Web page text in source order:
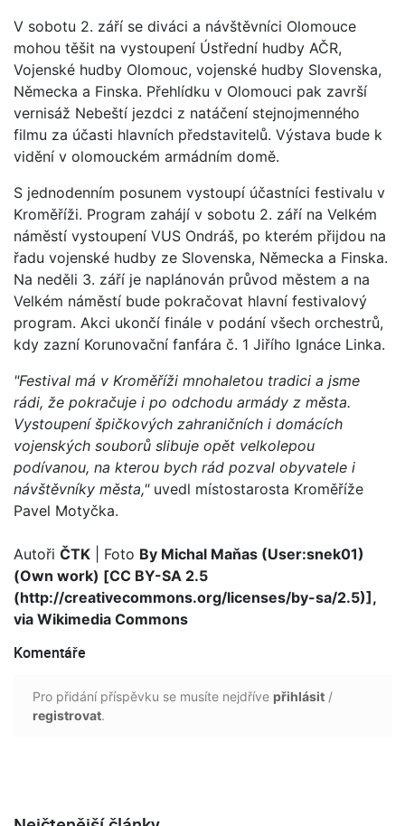
V sobotu 2. září se diváci a návštěvníci Olomouce
mohou těšit na vystoupení Ústřední hudby AČR,
Vojenské hudby Olomouc, vojenské hudby Slovenska,
Německa a Finska. Přehlídku v Olomouci pak završí
vernisáž Nebeští jezdci z natáčení stejnojmenného
filmu za účasti hlavních představitelů. Výstava bude k
vidění v olomouckém armádním domě.
S jednodenním posunem vystoupí účastníci festivalu v
Kroměříži. Program zahájí v sobotu 2. září na Velkém
náměstí vystoupení VUS Ondráš, po kterém přijdou na
řadu vojenské hudby ze Slovenska, Německa a Finska.
Na neděli 3. září je naplánován průvod městem a na
Velkém náměstí bude pokračovat hlavní festivalový
program. Akci ukončí finále v podání všech orchestrů,
kdy zazní Korunovační fanfára č. 1 Jiřího Ignáce Linka.
"Festival má v Kroměříži mnohaletou tradici a jsme
rádi, že pokračuje i po odchodu armády z města.
Vystoupení špičkových zahraničních i domácích
vojenských souborů slibuje opět velkolepou
podívanou, na kterou bych rád pozval obyvatele i
návštěvníky města,"uvedl místostarosta Kroměříže
Pavel Motyčka.
Autoři ČTK | Foto By Michal Maňas (User:snek01)
(Own work) [CC BY-SA 2.5
(http://creativecommons.org/licenses/by-sa/2.5)],
via Wikimedia Commons
Komentáře
Pro přidání příspěvku se musíte nejdříve přihlásit /
registrovat.